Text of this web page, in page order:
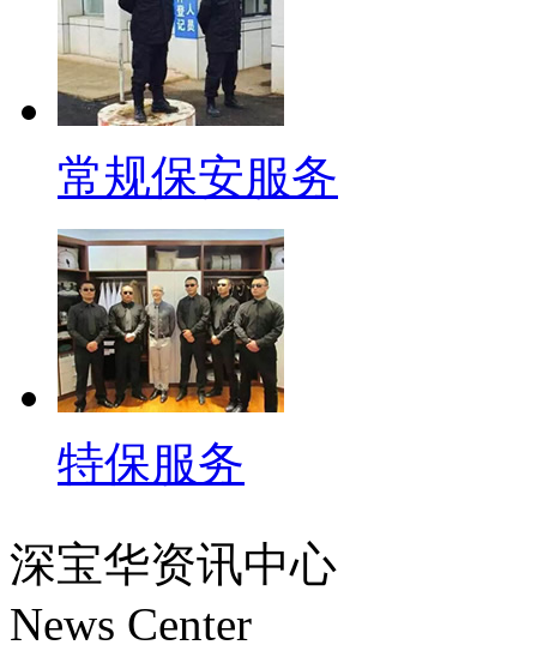
常规保安服务
特保服务
深宝华资讯中心
News Center